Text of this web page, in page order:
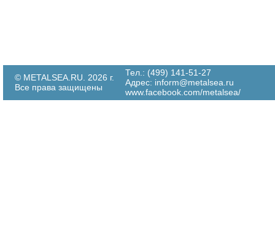
© METALSEA.RU. 2026 г.
Все права защищены
Тел.: (499) 141-51-27
Адрес: inform@metalsea.ru
www.facebook.com/metalsea/